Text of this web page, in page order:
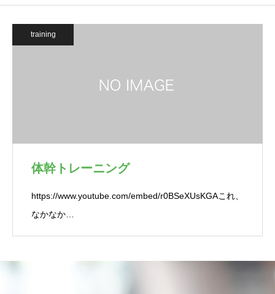
training
体幹トレーニング
https://www.youtube.com/embed/r0BSeXUsKGAこれ、
なかなか…